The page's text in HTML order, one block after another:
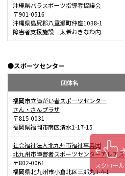
沖縄県パラスポーツ指導者協議会
〒901-0516
沖縄県島尻郡八重瀬町仲座1038-1
障害者支援施設 太希おきなわ内
●スポーツセンター
団体名
福岡市立障がい者スポーツセンター
さん・さんプラザ
〒815-0031
福岡県福岡市南区清水1-17-15
社会福祉法人北九州市福祉事業団
北九州市障害者スポーツセンターアレアス
〒802-0061
福岡県北九州市小倉北区三郎丸3-4-1
スクロール